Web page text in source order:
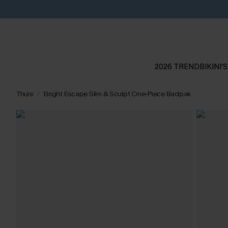
2026 TRENDBIKINI'S
Thuis Bright Escape Slim & Sculpt One-Piece Badpak